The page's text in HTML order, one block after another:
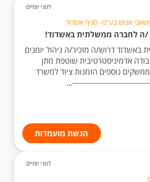
לפני יומיים
אנוש בע"מ- סניף אשדוד
/ה לחברה ממשלתית באשדוד!
דרוש/ה מזכיר/ה ניהול יומנים
אדמיניסטרטיבית שוטפת מתן
נוספים הזמנות ציוד למשרד
...
הגשת מועמדות
לפני יומיים